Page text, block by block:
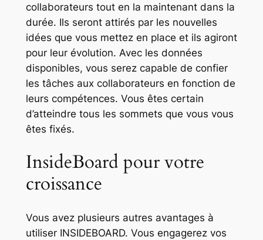
collaborateurs tout en la maintenant dans la
durée. Ils seront attirés par les nouvelles
idées que vous mettez en place et ils agiront
pour leur évolution. Avec les données
disponibles, vous serez capable de confier
les tâches aux collaborateurs en fonction de
leurs compétences. Vous êtes certain
d’atteindre tous les sommets que vous vous
êtes fixés.
InsideBoard pour votre
croissance
Vous avez plusieurs autres avantages à
utiliser INSIDEBOARD. Vous engagerez vos